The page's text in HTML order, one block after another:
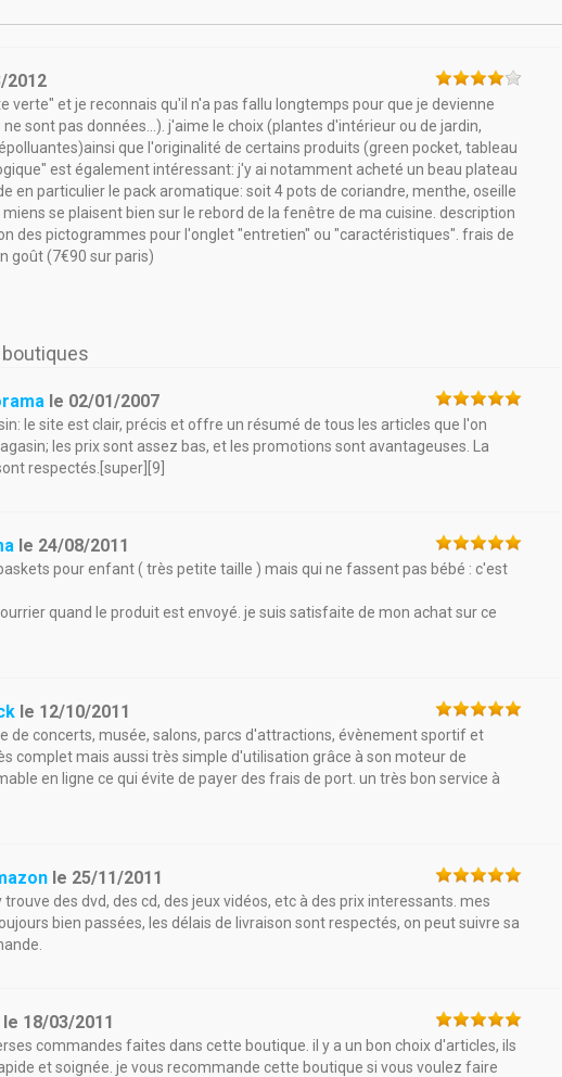
2012
verte" et je reconnais qu'il n'a pas fallu longtemps pour que je devienne
sont pas données...). j'aime le choix (plantes d'intérieur ou de jardin,
que l'originalité de certains produits (green pocket, tableau
est également intéressant: j'y ai notamment acheté un beau plateau
en particulier le pack aromatique: soit 4 pots de coriandre, menthe, oseille
se plaisent bien sur le rebord de la fenêtre de ma cuisine. description
des pictogrammes pour l'onglet "entretien" ou "caractéristiques". frais de
goût (7€90 sur paris)
le 02/01/2007
le site est clair, précis et offre un résumé de tous les articles que l'on
les prix sont assez bas, et les promotions sont avantageuses. La
respectés.[super][9]
le 24/08/2011
pour enfant ( très petite taille ) mais qui ne fassent pas bébé : c'est
quand le produit est envoyé. je suis satisfaite de mon achat sur ce
le 12/10/2011
de concerts, musée, salons, parcs d'attractions, évènement sportif et
complet mais aussi très simple d'utilisation grâce à son moteur de
en ligne ce qui évite de payer des frais de port. un très bon service à
le 25/11/2011
des dvd, des cd, des jeux vidéos, etc à des prix interessants. mes
bien passées, les délais de livraison sont respectés, on peut suivre sa
le 18/03/2011
commandes faites dans cette boutique. il y a un bon choix d'articles, ils
et soignée. je vous recommande cette boutique si vous voulez faire